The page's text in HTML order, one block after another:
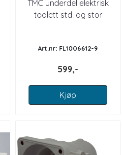
TMC underdel elektrisk
toalett std. og stor
Art.nr: FL1006612-9
599,-
Kjøp